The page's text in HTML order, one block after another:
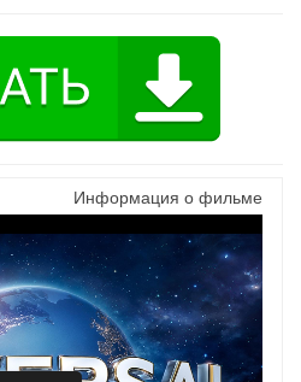
Информация о фильме